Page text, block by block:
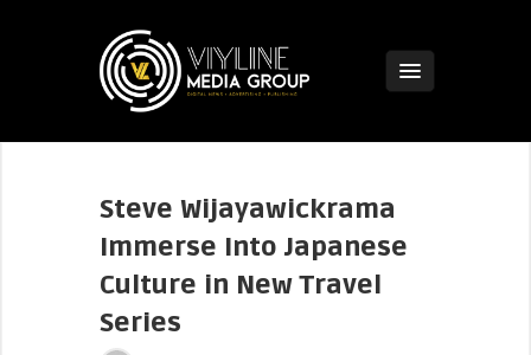
Steve Wijayawickrama
Immerse Into Japanese
Culture in New Travel
Series